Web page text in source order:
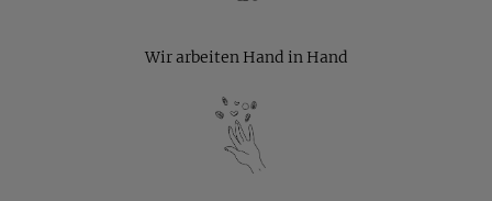
Wir arbeiten Hand in Hand